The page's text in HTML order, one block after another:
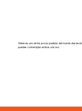
Olden es uno de los pocos pueblos del mundo desde
puedes contemplar ambos a la vez.